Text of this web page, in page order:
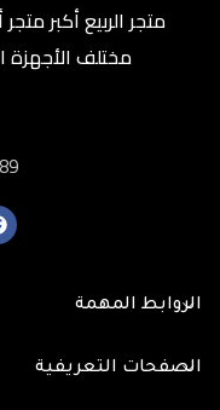
متجر الربيع أكبر
مختلف الأجهزة
الروابط المهمة
الصفحات التعريفية